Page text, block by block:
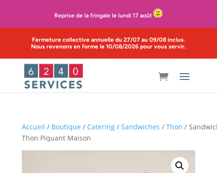
Reprise de la fringale le lundi 17 août
Fermeture collective annuelle du 27/07 au 09/08 inclus.
Nous revenons en forme le 10/08/2026 pour vous servir.
Accueil / Boutique/ Catering/ Sandwiches / Thon /
Thon Piquant Maison